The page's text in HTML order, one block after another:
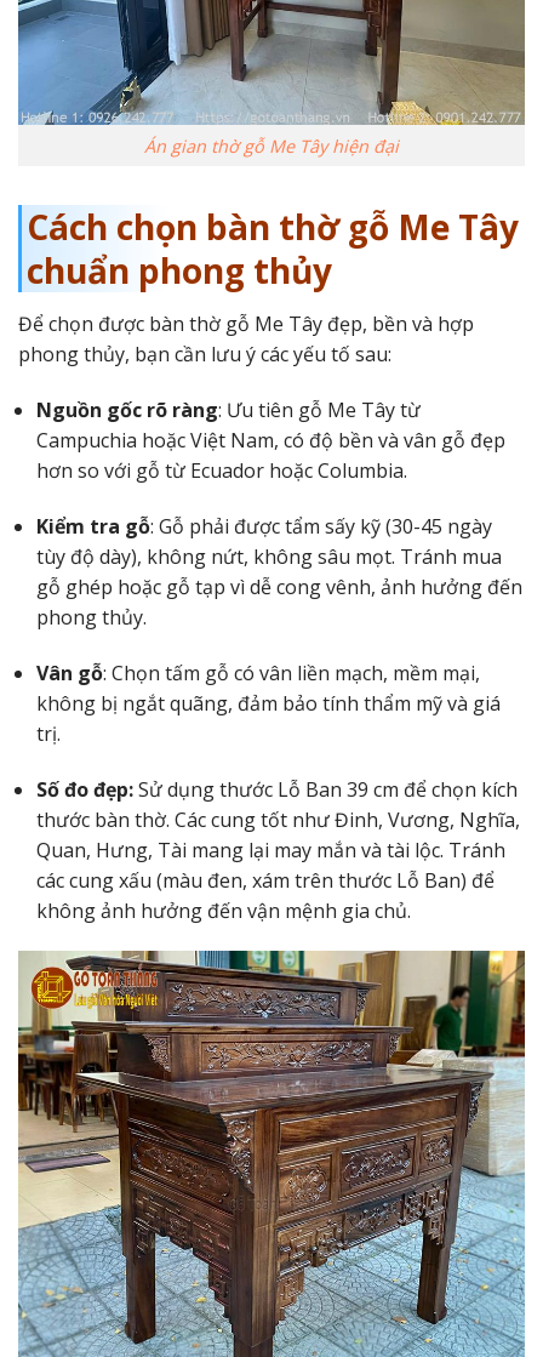
Án gian thờ gỗ Me Tây hiện đại
Cách chọn bàn thờ gỗ Me Tây
chuẩn phong thủy
Để chọn được bàn thờ gỗ Me Tây đẹp, bền và hợp
phong thủy, bạn cần lưu ý các yếu tố sau:
Nguồn gốc rõ ràng: Ưu tiên gỗ Me Tây từ
Campuchia hoặc Việt Nam, có độ bền và vân gỗ đẹp
hơn so với gỗ từ Ecuador hoặc Columbia.
Kiểm tra gỗ: Gỗ phải được tẩm sấy kỹ (30-45 ngày
tùy độ dày), không nứt, không sâu mọt. Tránh mua
gỗ ghép hoặc gỗ tạp vì dễ cong vênh, ảnh hưởng đến
phong thủy.
Vân gỗ: Chọn tấm gỗ có vân liền mạch, mềm mại,
không bị ngắt quãng, đảm bảo tính thẩm mỹ và giá
trị.
Số đo đẹp:Sử dụng thước Lỗ Ban 39 cm để chọn kích
thước bàn thờ. Các cung tốt như Đinh, Vương, Nghĩa,
Quan, Hưng, Tài mang lại may mắn và tài lộc. Tránh
các cung xấu (màu đen, xám trên thước Lỗ Ban) để
không ảnh hưởng đến vận mệnh gia chủ.